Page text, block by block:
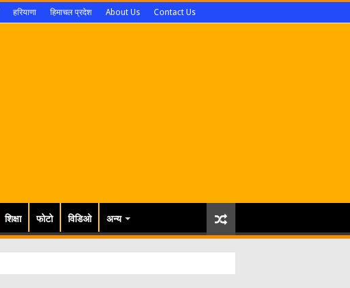
हरियाणा हिमाचल प्रदेश About Us Contact Us
शिक्षा फोटो विडिओ अन्य